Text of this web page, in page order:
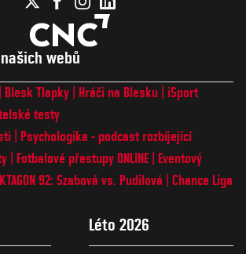
webů
Blesk Tlapky Hráči na Blesku
iSport
testy
Psychologika - podcast rozbíjející
Fotbalové přestupy ONLINE
Eventový
92: Szabová vs. Pudilová
Chance Liga
Léto 2026